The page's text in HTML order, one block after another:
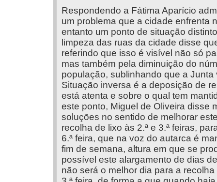
Respondendo a Fátima Aparício
um problema que a cidade enfrenta
entanto um ponto de situação
limpeza das ruas da cidade disse
referindo que isso é visível não só
mas também pela diminuição do
população, sublinhando que a
Situação inversa é a deposição de
está atenta e sobre o qual tem
este ponto, Miguel de Oliveira disse
soluções no sentido de melhorar
recolha de lixo às 2.ª e 3.ª feiras,
6.ª feira, que na voz do autarca é
fim de semana, altura em que se
possível este alargamento de dias
não será o melhor dia para a